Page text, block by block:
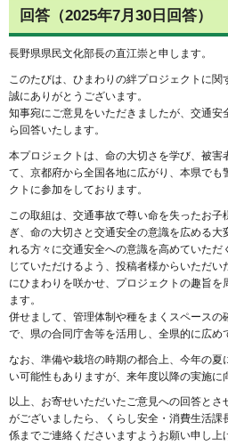
回答（2025年7月30日回答）
長野県県民文化部長の直江崇と申します。
このたびは、ひまわりの絆プロジェクトに関
誠にありがとうございます。
知事宛にご意見をいただきましたが、交通
ら回答いたします。
本プロジェクトは、命の大切さを学び、被害
て、京都府から全国各地に広がり、本県でも
クトに参加をしております。
この取組は、交通事故で尊い命を失ったお
ぎ、命の大切さと交通安全の意識を広める大
れる方々に交通安全への意識を高めていた
じていただけるよう、投稿者様からいただ
にひまわりを咲かせ、プロジェクトの趣旨を
ます。
併せまして、管理体制や種をまくスペースの
で、県の合同庁舎等を活用し、全県的に広め
なお、準備や栽培の時期の都合上、今年の夏
い可能性もありますが、来年度以降の実施に
以上、お寄せいただいたご意見への回答と
がございましたら、くらし安全・消費生活
係までご連絡くださいますようお願い申し上